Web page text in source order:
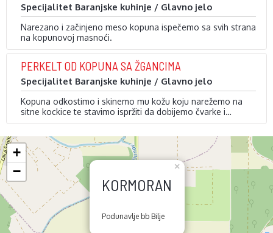
Specijalitet Baranjske kuhinje / Glavno jelo
Narezano i začinjeno meso kopuna ispečemo sa svih strana
na kopunovoj masnoći.
Lijepo zapečeno meso izvadimo iz posude i premjestimo u
širi pleh. Na preostaloj masnoći pirjamo korjenasto povrće,
luk, češnjak i ostale sastojke. Kad je povrće 70% termički
obrađeno, zalijemo ga vinom i pirjamo još 5 minuta.
Dobiveni umak …
PERKELT OD KOPUNA SA ŽGANCIMA
Specijalitet Baranjske kuhinje / Glavno jelo
Kopuna odkostimo i skinemo mu kožu koju narežemo na
sitne kockice te stavimo ispržiti da dobijemo čvarke i
masnoću.
Na masnoći od kopuna ispirjamo: kapulu, češnjak, mrkvu,
izmiksamo i stavimo meso kopuna narezano na krupnije
kocke da se pirja.
Meso …
KORMORAN
Podunavlje bb Bilje
×
+
−